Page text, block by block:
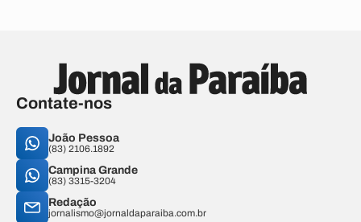
Contate-nos
João Pessoa
(83) 2106.1892
Campina Grande
(83) 3315-3204
Redação
jornalismo@jornaldaparaiba.com.br